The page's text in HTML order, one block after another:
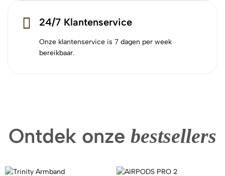
24/7 Klantenservice
Onze klantenservice is 7 dagen per week
bereikbaar.
Ontdek onze bestsellers